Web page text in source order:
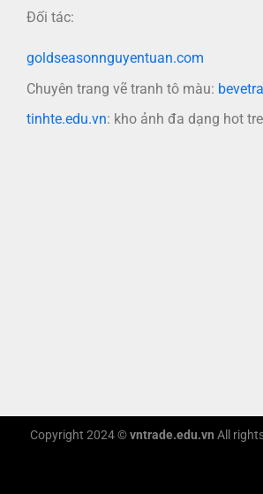
Đối tác:
goldseasonnguyentuan.com
Chuyên trang vẽ tranh tô màu:
tinhte.edu.vn: kho ảnh đa dạng hot
Copyright 2024 ©vntrade.edu.vn All